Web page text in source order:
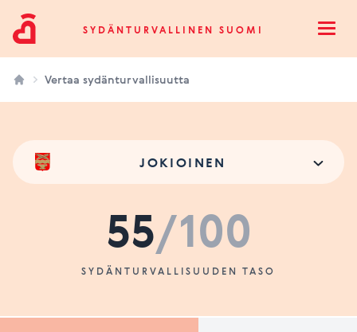
Sydänturvallinen SuomiSYDÄNTURVALLINEN SUOMI
Vertaa sydänturvallisuutta
JOKIOINEN
55/100
SYDÄNTURVALLISUUDEN TASO